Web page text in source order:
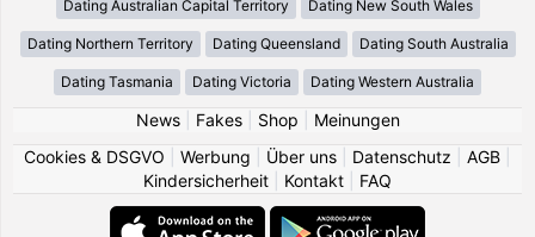
Dating Australian Capital Territory Dating New South Wales
Dating Northern Territory Dating Queensland Dating South Australia
Dating Tasmania Dating Victoria Dating Western Australia
News| Fakes| Shop
Meinungen
Cookies & DSGVO
Werbung Über uns Datenschutz AGB
Kindersicherheit
Kontakt FAQ